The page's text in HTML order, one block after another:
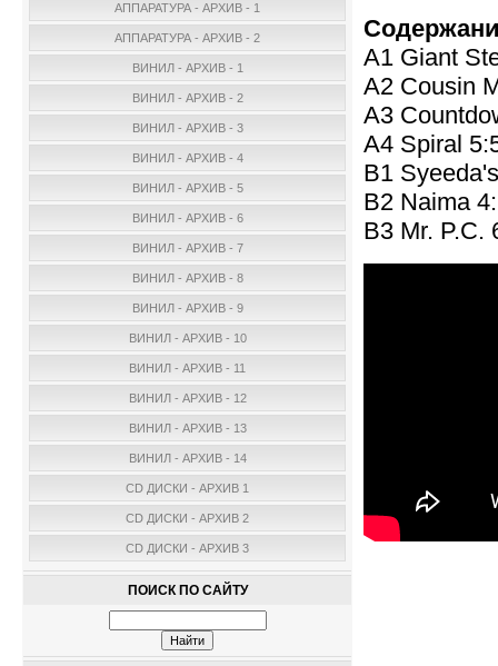
АППАРАТУРА - АРХИВ - 1
АППАРАТУРА - АРХИВ - 2
ВИНИЛ - АРХИВ - 1
ВИНИЛ - АРХИВ - 2
ВИНИЛ - АРХИВ - 3
ВИНИЛ - АРХИВ - 4
ВИНИЛ - АРХИВ - 5
ВИНИЛ - АРХИВ - 6
ВИНИЛ - АРХИВ - 7
ВИНИЛ - АРХИВ - 8
ВИНИЛ - АРХИВ - 9
ВИНИЛ - АРХИВ - 10
ВИНИЛ - АРХИВ - 11
ВИНИЛ - АРХИВ - 12
ВИНИЛ - АРХИВ - 13
ВИНИЛ - АРХИВ - 14
CD ДИСКИ - АРХИВ 1
CD ДИСКИ - АРХИВ 2
CD ДИСКИ - АРХИВ 3
ПОИСК ПО САЙТУ
A1 Giant
A2 Cousin
A3
A4 Spiral
B1
B2 Naima
B3 Mr. P.C.